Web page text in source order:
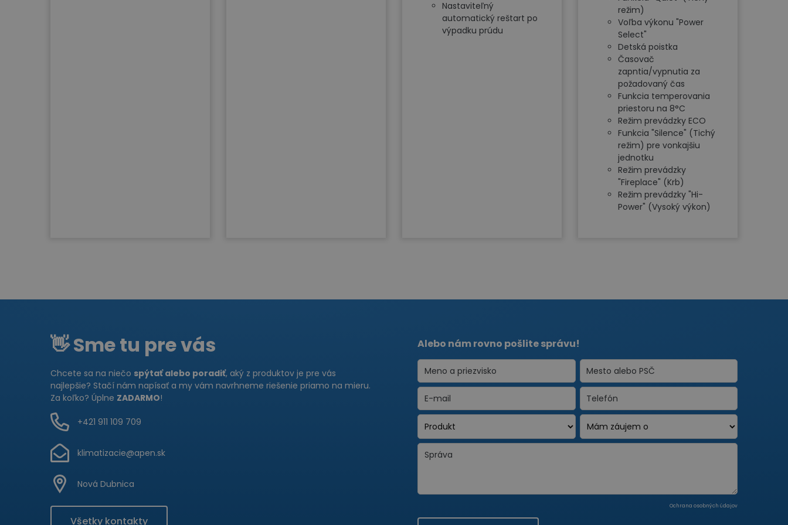
Nastaviteľný
automatický reštart po
výpadku prúdu
režim)
Voľba výkonu "Power
Select"
Detská poistka
Časovač
zapntia/vypnutia za
požadovaný čas
Funkcia temperovania
priestoru na 8°C
Režim prevádzky ECO
Funkcia "Silence" (Tichý
režim) pre vonkajšiu
jednotku
Režim prevádzky
"Fireplace" (Krb)
Režim prevádzky "Hi-
Power" (Vysoký výkon)
👋 Sme tu pre vás
Chcete sa na niečo spýtať alebo poradiť, aký z produktov je pre vás
najlepšie? Stačí nám napísať a my vám navrhneme riešenie priamo na mieru.
Za koľko? Úplne ZADARMO!
+421 911 109 709
klimatizacie@apen.sk
Nová Dubnica
Všetky kontakty
Alebo nám rovno pošlite správu!
Ochrana osobných údajov